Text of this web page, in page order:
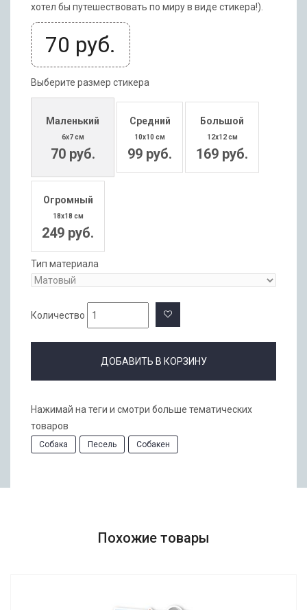
хотел бы путешествовать по миру в виде стикера!).
70 руб.
Выберите размер стикера
Маленький
6x7 см
70 руб.
Средний
10x10 см
99 руб.
Большой
12x12 см
169 руб.
Огромный
18x18 см
249 руб.
Тип материала
Количество
ДОБАВИТЬ В КОРЗИНУ
Нажимай на теги и смотри больше тематических
товаров
Собака Песель Собакен
Похожие товары